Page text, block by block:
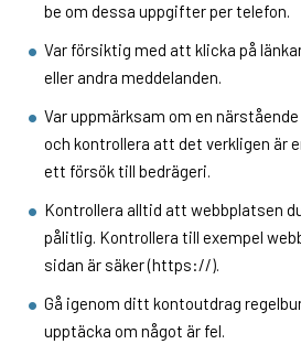
be om dessa uppgifter per telefon.
Var försiktig med att klicka på
eller andra meddelanden.
Var uppmärksam om en
och kontrollera att det verkligen är
ett försök till bedrägeri.
Kontrollera alltid att webbplatsen
pålitlig. Kontrollera till exempel
sidan är säker (https://).
Gå igenom ditt kontoutdrag
upptäcka om något är fel.